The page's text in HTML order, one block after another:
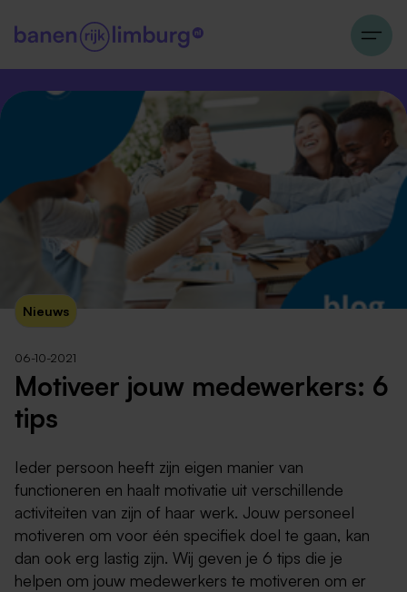
Nieuws
06-10-2021
Motiveer jouw medewerkers: 6
tips
Ieder persoon heeft zijn eigen manier van
functioneren en haalt motivatie uit verschillende
activiteiten van zijn of haar werk. Jouw personeel
motiveren om voor één specifiek doel te gaan, kan
dan ook erg lastig zijn. Wij geven je 6 tips die je
helpen om jouw medewerkers te motiveren om er